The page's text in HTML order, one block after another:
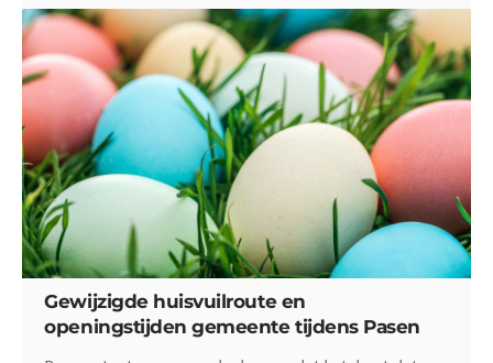
Gewijzigde huisvuilroute en
openingstijden gemeente tijdens Pasen